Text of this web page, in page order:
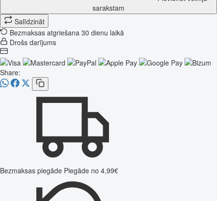
sarakstam
Salīdzināt
Bezmaksas atgriešana 30 dienu laikā
Drošs darījums
Share:
Bezmaksas piegāde Piegāde no 4,99€